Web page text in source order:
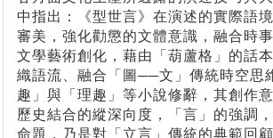
中指出：《型世言》在演述的實際語
審美，強化勸懲的文體意識，融合時
文學藝術創化，藉由「葫蘆格」的話
織語流、融合「圖──文」傳統時空思
趣」與「理趣」等小說修辭，其創作
歷史結合的縱深向度，「言」的強調
命題，乃是對「立言」傳統的典範回